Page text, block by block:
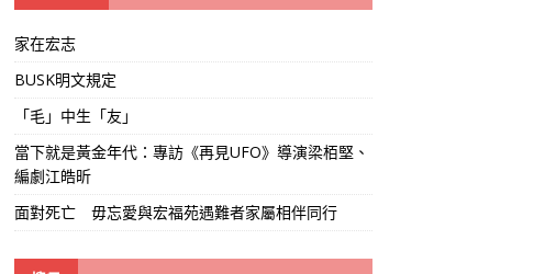
家在宏志
BUSK明文規定
「毛」中生「友」
當下就是黃金年代：專訪《再見UFO》導演梁栢堅、
編劇江皓昕
面對死亡 毋忘愛與宏福苑遇難者家屬相伴同行